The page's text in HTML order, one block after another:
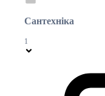
Сантехніка
1